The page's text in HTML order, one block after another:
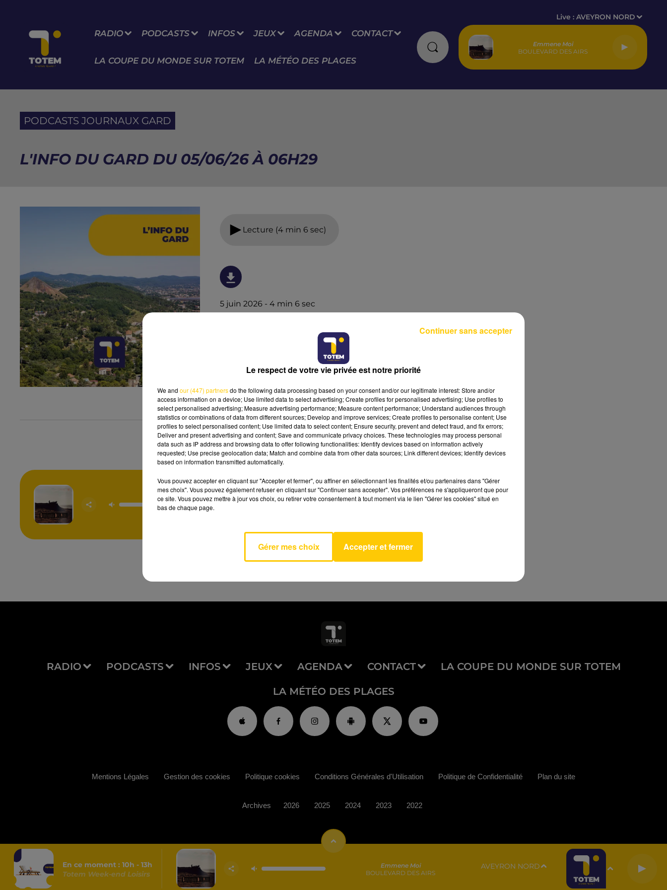
RADIO PODCASTS INFOS JEUX AGENDA CONTACT
LA COUPE DU MONDE SUR TOTEM LA MÉTÉO DES PLAGES
Live :AVEYRON NORD
Emmene Moi
BOULEVARD DES AIRS
PODCASTS JOURNAUX GARD
L'INFO DU GARD DU 05/06/26 À 06H29
Lecture (4 min 6 sec)
5 juin 2026 - 4 min 6 sec
Ecoutez sur Totem l'information en Lozère et sur le
bassin d'Alès avec les reportages de nos journalistes sur
Emmene Moi
BOULEVARD DES
AIRS
AVEYRON NORD
RADIO PODCASTS INFOS JEUX AGENDA CONTACT LA COUPE DU MONDE SUR TOTEM
LA MÉTÉO DES PLAGES
En ce moment : 10h - 13h
Totem Week-end Loisirs
Emmene Moi
BOULEVARD DES AIRS
AVEYRON NORD
Mentions Légales Gestion des cookies Politique cookies Conditions Générales d'Utilisation Politique de Confidentialité Plan du site
Archives 2026 2025 2024 2023 2022
Le respect de votre vie privée est notre priorité
We and our (447) partnersdo the following data processing based on your consent and/or our legitimate interest: Store and/or
access information on a device; Use limited data to select advertising; Create profiles for personalised advertising; Use profiles to
select personalised advertising; Measure advertising performance; Measure content performance; Understand audiences through
statistics or combinations of data from different sources; Develop and improve services; Create profiles to personalise content; Use
profiles to select personalised content; Use limited data to select content; Ensure security, prevent and detect fraud, and fix errors;
Deliver and present advertising and content; Save and communicate privacy choices. These technologies may process personal
data such as IP address and browsing data to offer following functionalities: Identify devices based on information actively
requested; Use precise geolocation data; Match and combine data from other data sources; Link different devices; Identify devices
based on information transmitted automatically.
Vous pouvez accepter en cliquant sur "Accepter et fermer", ou affiner en sélectionnant les finalités et/ou partenaires dans "Gérer
mes choix". Vous pouvez également refuser en cliquant sur "Continuer sans accepter". Vos préférences ne s'appliqueront que pour
ce site. Vous pouvez mettre à jour vos choix, ou retirer votre consentement à tout moment via le lien "Gérer les cookies" situé en
bas de chaque page.
Gérer mes choix Accepter et fermer
Continuer sans accepter